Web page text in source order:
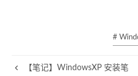
#
【笔记】WindowsXP 安装笔